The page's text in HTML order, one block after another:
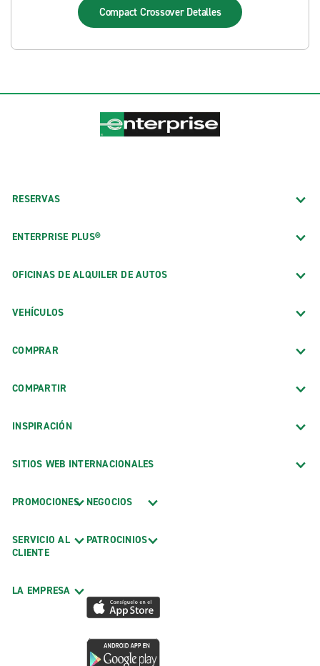
Compact Crossover Detalles
RESERVAS
ENTERPRISE PLUS®
OFICINAS DE ALQUILER DE AUTOS
VEHÍCULOS
COMPRAR
COMPARTIR
INSPIRACIÓN
SITIOS WEB INTERNACIONALES
PROMOCIONES
SERVICIO AL
CLIENTE
LA EMPRESA
NEGOCIOS
PATROCINIOS